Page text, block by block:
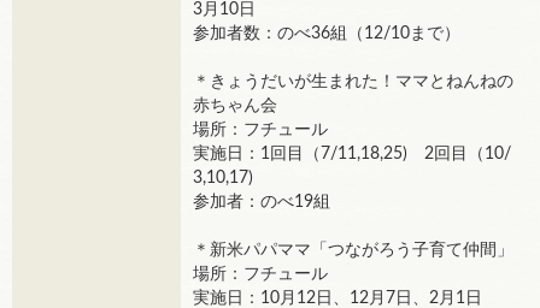
3月10日
参加者数：のべ36組（12/10まで）
＊きょうだいが生まれた！ママとねんねの
赤ちゃん会
場所：フチュール
実施日：1回目（7/11,18,25) 2回目（10/
3,10,17)
参加者：のべ19組
＊新米パパママ「つながろう子育て仲間」
場所：フチュール
実施日：10月12日、12月7日、2月1日